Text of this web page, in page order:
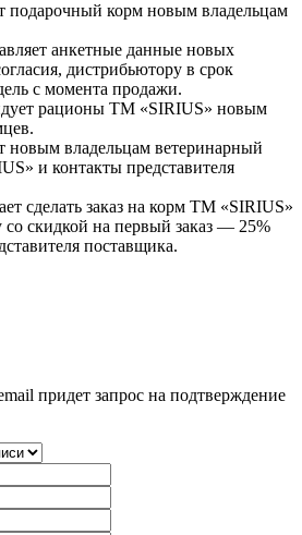
подарочный корм новым владельцам
анкетные данные новых
дистрибьютору в срок
с момента продажи.
рационы ТМ «SIRIUS» новым
новым владельцам ветеринарный
и контакты представителя
сделать заказ на корм ТМ «SIRIUS»
со скидкой на первый заказ — 25%
поставщика.
придет запрос на подтверждение